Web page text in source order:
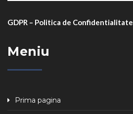
GDPR – Politica de Confidentialitate
Meniu
Prima pagina